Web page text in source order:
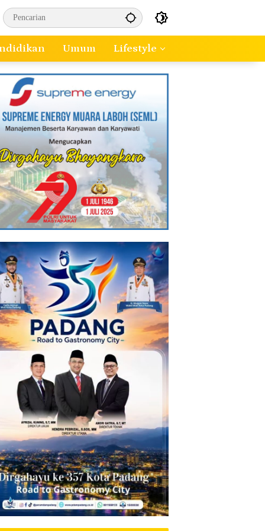
Umum Lifestyle